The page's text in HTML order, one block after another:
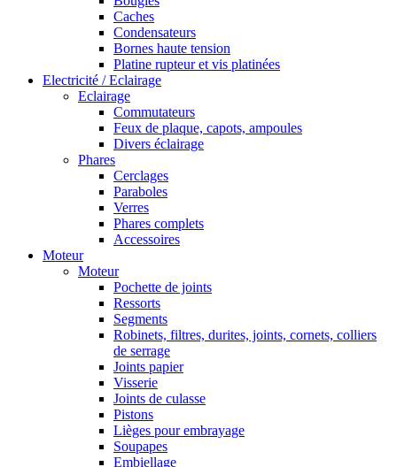
Caches
Condensateurs
Bornes haute tension
Platine rupteur et vis platinées
Electricité / Eclairage
Eclairage
Commutateurs
Feux de plaque, capots, ampoules
Divers éclairage
Phares
Cerclages
Paraboles
Verres
Phares complets
Accessoires
Moteur
Moteur
Pochette de joints
Ressorts
Segments
Robinets, filtres, durites, joints, cornets, colliers
de serrage
Joints papier
Visserie
Joints de culasse
Pistons
Lièges pour embrayage
Soupapes
Embiellage